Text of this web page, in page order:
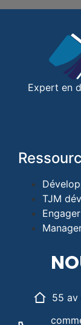
Expert en
TJM
55 av